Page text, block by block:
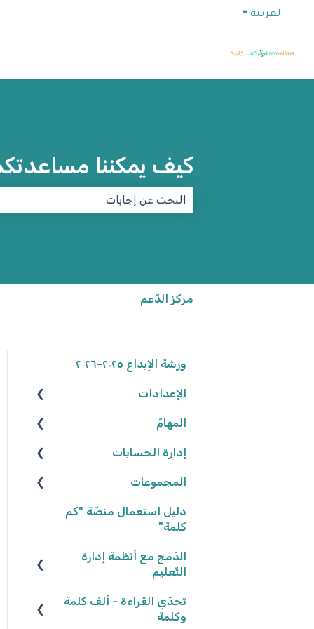
العربية Show submenu for translations
كيف يمكننا
مركز الدّعم
ورشة الإبداع ٢٠٢٥-٢٠٢٦
الإعدادات
الوصول إلى المنصّة
كلمة المرور
البيانات الشّخصيّة
شروط وأحكام
المهامّ
البحث عن الموارد
تعديل المهامّ
إعدادات المهامّ
حلّ المهامّ وتسليمها
تصحيح المهامّ وتفقّدها
إدارة الحسابات
المعلّمون/ـات
التّلاميذ
المجموعات
إنشاء المجموعات
إحصاءات المجموعات
دليل استعمال منصّة "كم
كلمة"
الدّمج مع أنظمة إدارة
التّعليم
كلاسلينك - ClassLink
تحدّي القراءة - ألف كلمة
وكلمة